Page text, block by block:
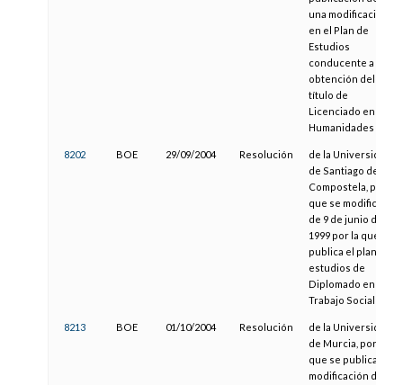
una modificación
en el Plan de
Estudios
conducente a la
obtención del
título de
Licenciado en
Humanidades
8202 BOE 29/09/2004 Resolución
de la Universidad
de Santiago de
Compostela, por la
que se modifica la
de 9 de junio de
1999 por la que se
publica el plan de
estudios de
Diplomado en
Trabajo Social
8213 BOE 01/10/2004 Resolución
de la Universidad
de Murcia, por la
que se publica la
modificación del